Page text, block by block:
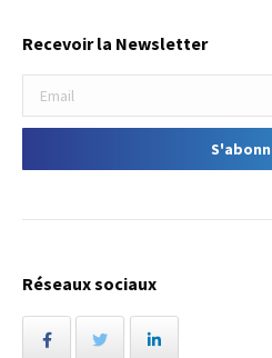
Recevoir la Newsletter
Réseaux sociaux